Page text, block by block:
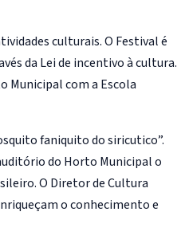
culturais. O Festival é
da Lei de incentivo à cultura.
Municipal com a Escola
faniquito do siricutico”.
do Horto Municipal o
O Diretor de Cultura
o conhecimento e